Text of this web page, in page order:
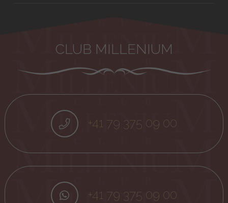
CLUB MILLENIUM
+41 79 375 09 00
+41 79 375 09 00